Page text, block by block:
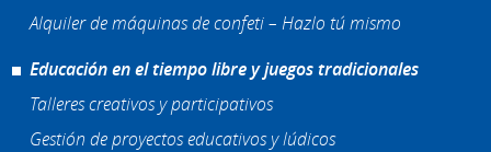
Alquiler de máquinas de confeti – Hazlo tú mismo
Educación en el tiempo libre y juegos tradicionales
Talleres creativos y participativos
Gestión de proyectos educativos y lúdicos